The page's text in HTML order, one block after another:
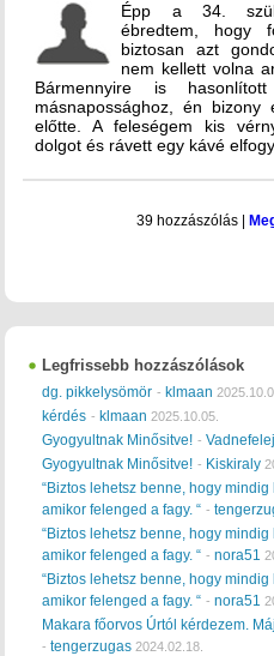
Épp a 34.
ébredtem, hogy
biztosan azt
nem kellett volna
Bármennyire is
másnapossághoz, én
előtte. A feleségem kis
dolgot és rávett egy kávé
39 hozzászólás
Legfrissebb hozzászólások
dg. pikkelysömör - klmaan
kérdés - klmaan 2025.10.05.
Gyogyultnak Minősitve! -
Gyogyultnak Minősitve! - Kiskiraly
“Biztos lehetsz benne, hogy
amikor felenged a fagy. “ -
“Biztos lehetsz benne, hogy
amikor felenged a fagy. “ -nora51
“Biztos lehetsz benne, hogy
amikor felenged a fagy. “ -nora51
Makara főorvos Úrtól kérdezem.
-tengerzugas 2024.02.18.